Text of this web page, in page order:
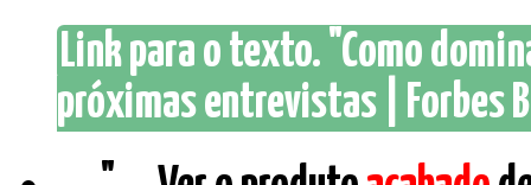
Link para o texto. "Como
próximas entrevistas | Forbes